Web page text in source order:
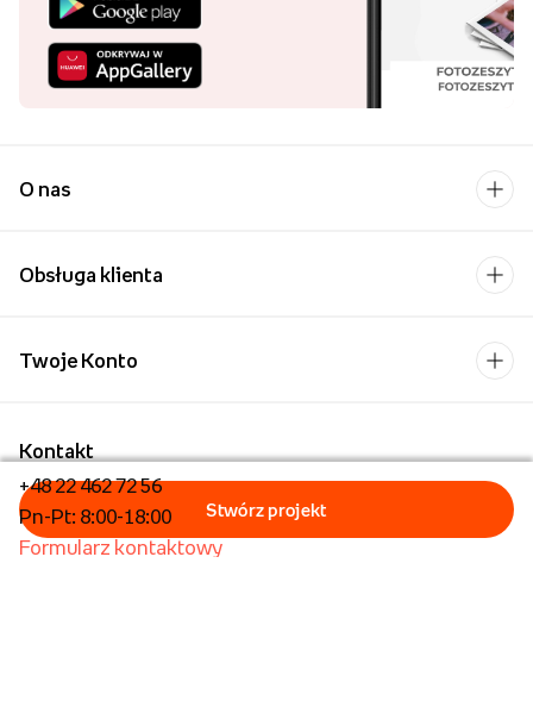
O nas
Obsługa klienta
Kontakt
+48 22 462 72 56
Pn-Pt: 8:00-18:00
Formularz kontaktowy
Twoje Konto